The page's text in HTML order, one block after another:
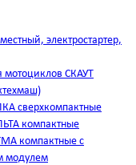
электростартер,
мотоциклов СКАУТ
сверхкомпактные
компактные
компактные с
модулем